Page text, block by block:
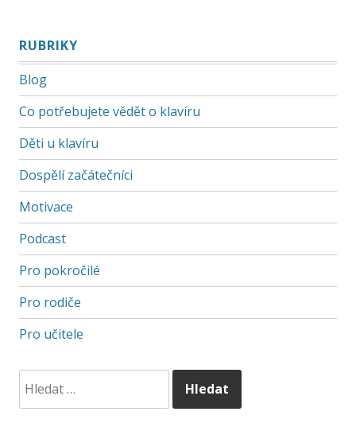
RUBRIKY
Blog
Co potřebujete vědět o klavíru
Děti u klavíru
Dospělí začátečníci
Motivace
Podcast
Pro pokročilé
Pro rodiče
Pro učitele